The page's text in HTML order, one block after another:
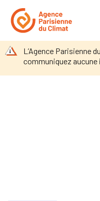
L’Agence Parisienne
communiquez